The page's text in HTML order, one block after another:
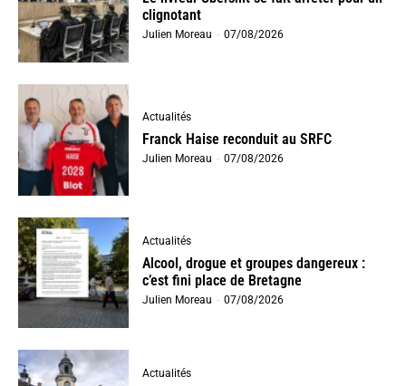
clignotant
Julien Moreau - 07/08/2026
Actualités
Franck Haise reconduit au SRFC
Julien Moreau - 07/08/2026
Actualités
Alcool, drogue et groupes dangereux :
c’est fini place de Bretagne
Julien Moreau - 07/08/2026
Actualités